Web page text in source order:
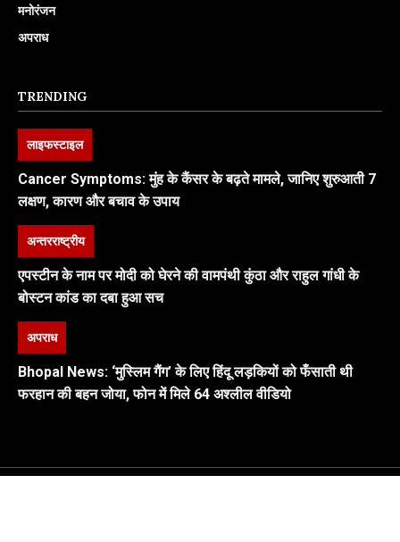
मनोरंजन
अपराध
TRENDING
लाइफस्टाइल
Cancer Symptoms: मुंह के कैंसर के बढ़ते मामले, जानिए शुरुआती 7
लक्षण, कारण और बचाव के उपाय
अन्तरराष्ट्रीय
एपस्टीन के नाम पर मोदी को घेरने की वामपंथी कुंठा और राहुल गांधी के
बोस्टन कांड का दबा हुआ सच
अपराध
Bhopal News: ‘मुस्लिम गैंग’ के लिए हिंदू लड़कियों को फँसाती थी
फरहान की बहन जोया, फोन में मिले 64 अश्लील वीडियो